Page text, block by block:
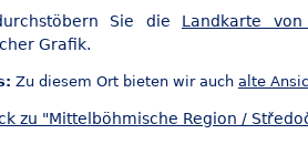
Sie die Landkarte von
Grafik.
Zu diesem Ort bieten wir auch alte
zu "Mittelböhmische Region /